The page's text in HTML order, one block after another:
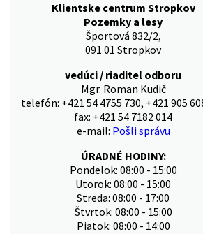
Klientske centrum Stropkov
Pozemky a lesy
Športová 832/2,
091 01 Stropkov
vedúci / riaditeľ odboru
Mgr. Roman Kudič
telefón: +421 54 4755 730, +421 905
fax: +421 54 7182 014
e-mail: Pošli správu
ÚRADNÉ HODINY:
Pondelok: 08:00 - 15:00
Utorok: 08:00 - 15:00
Streda: 08:00 - 17:00
Štvrtok: 08:00 - 15:00
Piatok: 08:00 - 14:00